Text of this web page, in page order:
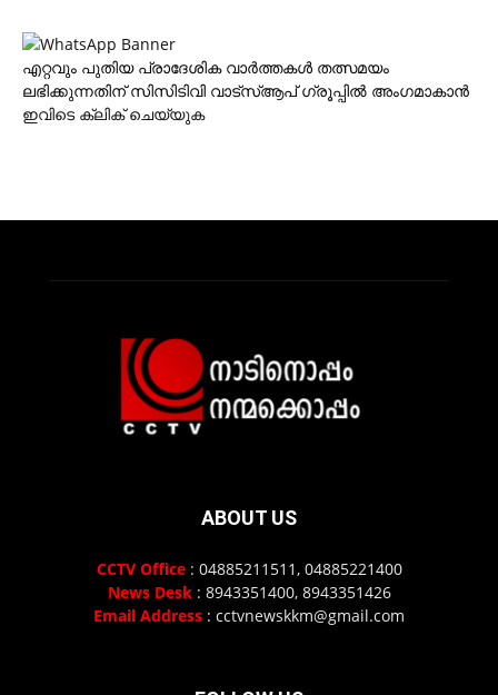
എറ്റവും പുതിയ പ്രാദേശിക വാര്‍ത്തകള്‍ തത്സമയം
ലഭിക്കുന്നതിന് സിസിടിവി വാട്‌സ്ആപ് ഗ്രൂപ്പില്‍ അംഗമാകാന്‍
ഇവിടെ ക്ലിക് ചെയ്യുക
ABOUT US
CCTV Office: 04885211511, 04885221400
News Desk: 8943351400, 8943351426
Email Address : cctvnewskkm@gmail.com